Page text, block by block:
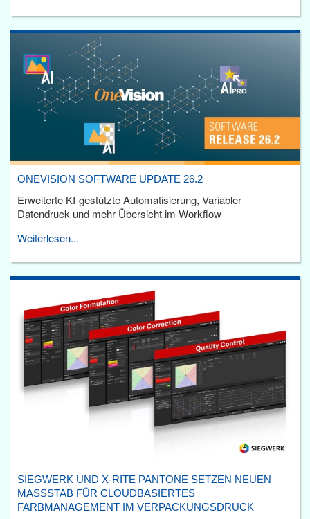
ONEVISION SOFTWARE UPDATE 26.2
Erweiterte KI-gestützte Automatisierung, Variabler
Datendruck und mehr Übersicht im Workflow
Weiterlesen...
SIEGWERK UND X-RITE PANTONE SETZEN NEUEN
MASSSTAB FÜR CLOUDBASIERTES F
ARBMANAGEMENT IM VERPACKUNGSDRUCK